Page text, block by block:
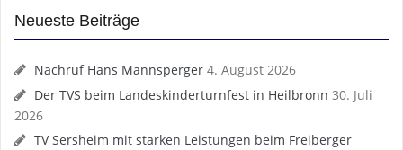
Neueste Beiträge
Nachruf Hans Mannsperger 4. August 2026
Der TVS beim Landeskinderturnfest in Heilbronn 30. Juli
2026
TV Sersheim mit starken Leistungen beim Freiberger